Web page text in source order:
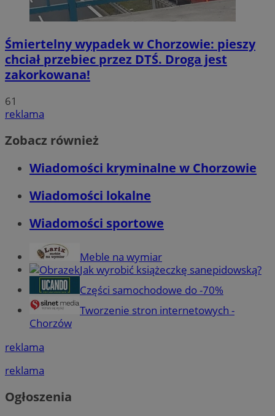
Śmiertelny wypadek w Chorzowie: pieszy
chciał przebiec przez DTŚ. Droga jest
zakorkowana!
61
reklama
Zobacz również
Wiadomości kryminalne w Chorzowie
Wiadomości lokalne
Wiadomości sportowe
Meble na wymiar
Jak wyrobić książeczkę sanepidowską?
Części samochodowe do -70%
Tworzenie stron internetowych -
Chorzów
reklama
reklama
Ogłoszenia